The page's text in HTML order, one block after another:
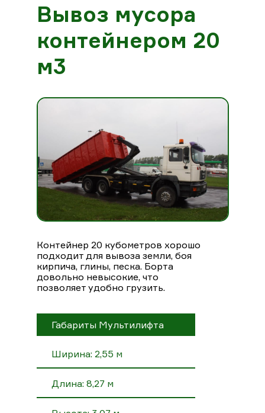
Вывоз мусора
контейнером 20
м3
Контейнер 20 кубометров хорошо
подходит для вывоза земли, боя
кирпича, глины, песка. Борта
довольно невысокие, что
позволяет удобно грузить.
Габариты Мультилифта
Ширина: 2,55 м
Длина: 8,27 м